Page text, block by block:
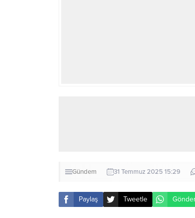
Gündem 31 Temmuz 2025 15:29
Paylaş Tweetle